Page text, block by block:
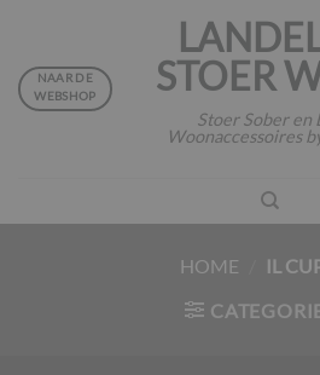
inhoud
STOER
Stoer Sober en
Woonaccessoires
NAAR DE
WEBSHOP
HOME
IL